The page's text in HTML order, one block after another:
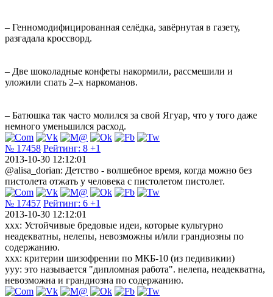
– Генномодифицированная селёдка, завёрнутая в газету,
разгадала кроссворд.
– Две шоколадные конфеты накормили, рассмешили и
уложили спать 2–х наркоманов.
– Батюшка так часто молился за свой Ягуар, что у того даже
немного уменьшился расход.
№ 17458 Рейтинг: 8 +1
2013-10-30 12:12:01
@alisa_dorian: Детство - волшебное время, когда можно без
пистолета отжать у человека с пистолетом пистолет.
№ 17457 Рейтинг: 6 +1
2013-10-30 12:12:01
xxx: Устойчивые бредовые идеи, которые культурно
неадекватны, нелепы, невозможны и/или грандиозны по
содержанию.
xxx: критерии шизофрении по МКБ-10 (из педивикии)
yyy: это называется "дипломная работа". нелепа, неадекватна,
невозможна и грандиозна по содержанию.